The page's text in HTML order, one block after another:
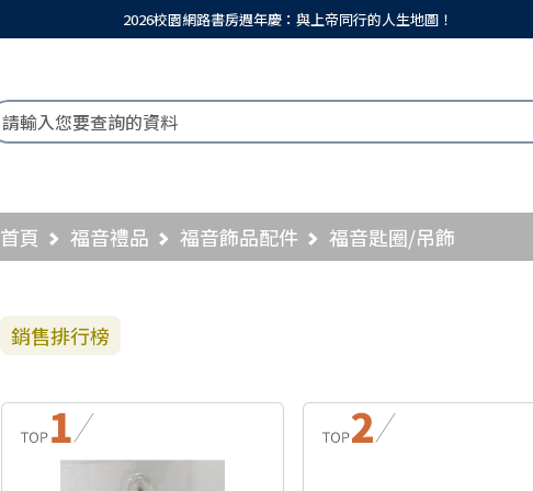
2026校園網路書房週年慶：與上帝同行的人生地圖！
首頁 福音禮品 福音飾品配件 福音匙圈/吊飾
銷售排行榜